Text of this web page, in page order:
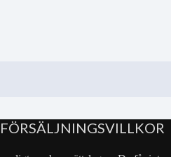
FÖRSÄLJNINGSVILLKOR